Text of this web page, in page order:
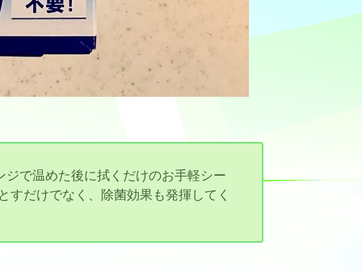
で温めた後に拭くだけのお手軽シー
だけでなく、除菌効果も発揮してく